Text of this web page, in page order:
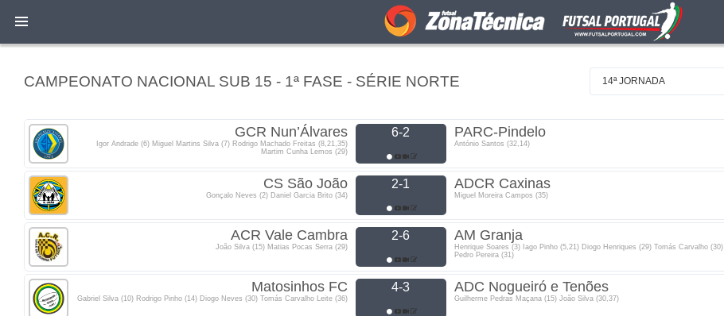
CAMPEONATO NACIONAL SUB 15 - 1ª FASE - SÉRIE NORTE 14ª JORNADA
GCR Nun’Álvares
Igor Andrade (6) Miguel Martins Silva (7) Rodrigo Machado Freitas (8,21,35)
Martim Cunha Lemos (29)
6-2 PARC-Pindelo
António Santos (32,14)
CS São João
Gonçalo Neves (2) Daniel Garcia Brito (34)
2-1 ADCR Caxinas
Miguel Moreira Campos (35)
ACR Vale Cambra
João Silva (15) Matias Pocas Serra (29)
2-6 AM Granja
Henrique Soares (3) Iago Pinho (5,21) Diogo Henriques (29) Tomás Carvalho (30)
Pedro Pereira (31)
Matosinhos FC
Gabriel Silva (10) Rodrigo Pinho (14) Diogo Neves (30) Tomás Carvalho Leite (36)
4-3 ADC Nogueiró e Tenões
Guilherme Pedras Maçana (15) João Silva (30,37)